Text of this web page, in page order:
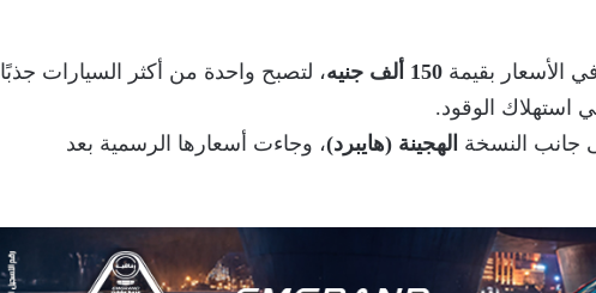
الأسعار بقيمة 150 ألف جنيه
، لتصبح واحدة من أكثر السيارات جذبًا
استهلاك الوقود.
جانب النسخة الهجينة (هايبرد)، وجاءت أسعارها الرسمية بعد